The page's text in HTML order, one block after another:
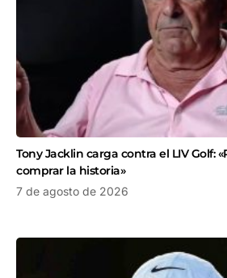
Tony Jacklin carga contra el LIV Golf:
comprar la historia»
7 de agosto de 2026